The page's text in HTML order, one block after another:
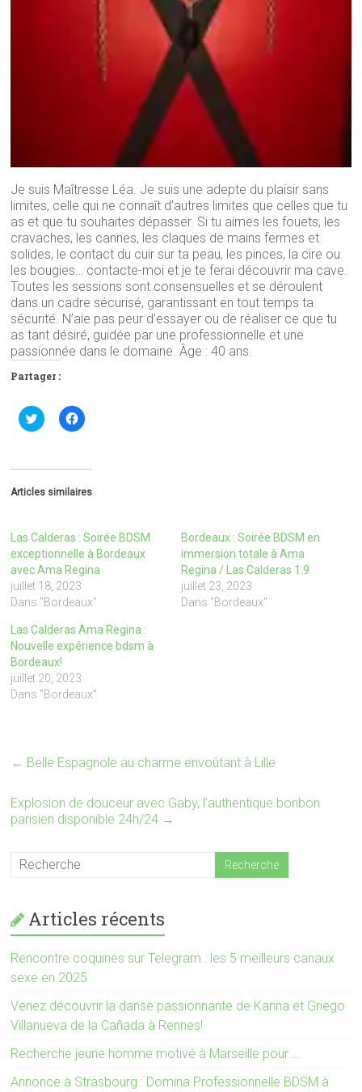
Je suis Maîtresse Léa. Je suis une adepte du plaisir sans
limites, celle qui ne connaît d’autres limites que celles que tu
as et que tu souhaites dépasser. Si tu aimes les fouets, les
cravaches, les cannes, les claques de mains fermes et
solides, le contact du cuir sur ta peau, les pinces, la cire ou
les bougies… contacte-moi et je te ferai découvrir ma cave.
Toutes les sessions sont consensuelles et se déroulent
dans un cadre sécurisé, garantissant en tout temps ta
sécurité. N’aie pas peur d’essayer ou de réaliser ce que tu
as tant désiré, guidée par une professionnelle et une
passionnée dans le domaine. Âge : 40 ans.
Partager :
C
l
e
p
o
p
a
r
t
a
g
e
u
r
T
w
i
t
t
e
r
n
s
u
n
o
l
e
e
n
ê
t
e
)
C
l
e
p
o
p
a
r
a
g
e
r
u
r
F
e
b
o
v
a
n
s
n
l
l
f
e
n
ê
r
e
)
Articles similaires
Las Calderas : Soirée BDSM
exceptionnelle à Bordeaux
avec Ama Regina
juillet 18, 2023
Dans "Bordeaux"
Bordeaux : Soirée BDSM en
immersion totale à Ama
Regina / Las Calderas 1.9
juillet 23, 2023
Dans "Bordeaux"
Las Calderas Ama Regina :
Nouvelle expérience bdsm à
Bordeaux!
juillet 20, 2023
Dans "Bordeaux"
← Belle Espagnole au charme envoûtant à Lille
Explosion de douceur avec Gaby, l’authentique bonbon
parisien disponible 24h/24 →
Articles récents
Rencontre coquines sur Telegram : les 5 meilleurs canaux
sexe en 2025
Venez découvrir la danse passionnante de Karina et Griego
Villanueva de la Cañada à Rennes!
Recherche jeune homme motivé à Marseille pour …
Annonce à Strasbourg : Domina Professionnelle BDSM à